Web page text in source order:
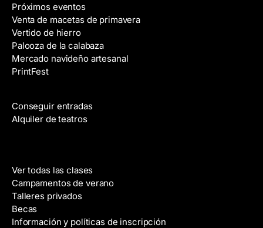
e
l
e
c
t
r
i
c
Próximos eventos
Venta de macetas de primavera
Vertido de hierro
Palooza de la calabaza
Mercado navideño artesanal
PrintFest
Conseguir entradas
Alquiler de teatros
Ver todas las clases
Campamentos de verano
Talleres privados
Becas
Información y políticas de inscripción